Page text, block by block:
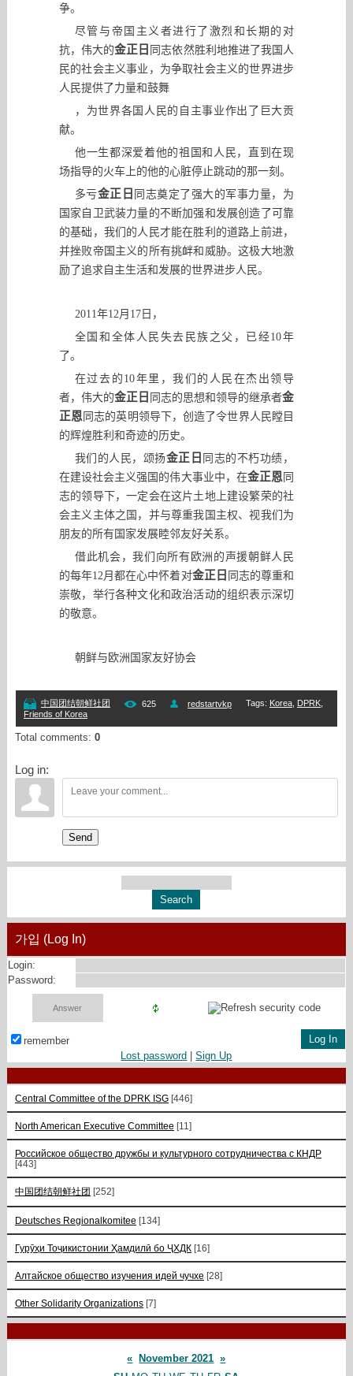
争。
尽管与帝国主义者进行了激烈和长期的对
抗，伟大的金正日 同志依然胜利地推进了我国人
民的社会主义事业 ， 为争取社会主义的世界进步
人民提供了力量和鼓舞
， 为世界各国人民的自主事业作出了巨大贡
献。
他一生都深爱着他的祖国和人民 ，
直到在现
场指导的火车上的他的心脏停止跳动的那一刻。
多亏金正日 同志奠定了强大的军事力量， 为
国家自卫武装力量的不断加强和发展创造了可靠
的基础 ， 我们的人民才能在胜利的道路上前进，
并挫败帝国主义的所有挑衅和威胁。这极大地激
励了追求自主生活和发展的世界进步人民。
2011年12月 17日 ，
全国和全体人民失去民族之父 ， 已经10年
了。
在过去的 10年里 ，我们的人民在杰出领导
者， 伟大的金正日 同志的思想和领导的继承者金
正恩 同志的英明领导下 ，创造了令世界人民瞠目
的辉煌胜利和奇迹的历史。
我们的人民 ， 颂扬金正日 同志的不朽功绩 ，
在建设社会主义强国的伟大事业中 ， 在金正恩 同
志的领导下 ，一定会在这片土地上建设繁荣的社
会主义主体之国 ， 并与尊重我国主权、视我们为
朋友的所有国家发展睦邻友好关系。
借此机会 ，我们向所有欧洲的声援朝鲜人民
的每年12月都在心中怀着对金正日 同志的尊重和
崇敬， 举行各种文化和政治活动的组织表示深切
的敬意。
朝鲜与欧洲国家友好协会
中国团结朝鲜社团 625 redstartvkp Tags: Korea, DPRK,
Friends of Korea
Total comments: 0
Log in:
Send
가입 (Log In)
Login:
Password:
remember
Lost password |Sign Up
Central Committee of the DPRK ISG [446]
North American Executive Committee [11]
Российское общество дружбы и культурного сотрудничества с КНДР
[443]
中国团结朝鲜社团 [252]
Deutsches Regionalkomitee [134]
Гурӯҳи Тоҷикистонии Ҳамдилӣ бо ҶХДК [16]
Алтайское общество изучения идей чучхе [28]
Other Solidarity Organizations [7]
« November 2021 »